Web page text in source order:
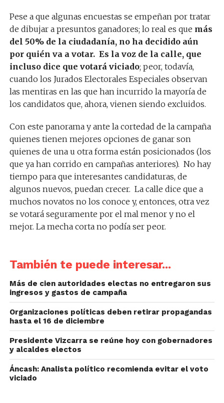
Pese a que algunas encuestas se empeñan por tratar
de dibujar a presuntos ganadores; lo real es que más
del 50% de la ciudadanía, no ha decidido aún
por quién va a votar. Es la voz de la calle, que
incluso dice que votará viciado; peor, todavía,
cuando los Jurados Electorales Especiales observan
las mentiras en las que han incurrido la mayoría de
los candidatos que, ahora, vienen siendo excluidos.
Con este panorama y ante la cortedad de la campaña
quienes tienen mejores opciones de ganar son
quienes de una u otra forma están posicionados (los
que ya han corrido en campañas anteriores). No hay
tiempo para que interesantes candidaturas, de
algunos nuevos, puedan crecer. La calle dice que a
muchos novatos no los conoce y, entonces, otra vez
se votará seguramente por el mal menor y no el
mejor. La mecha corta no podía ser peor.
También te puede interesar...
Más de cien autoridades electas no entregaron sus
ingresos y gastos de campaña
Organizaciones políticas deben retirar propagandas
hasta el 16 de diciembre
Presidente Vizcarra se reúne hoy con gobernadores
y alcaldes electos
Áncash: Analista político recomienda evitar el voto
viciado